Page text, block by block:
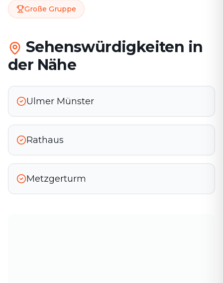
Große Gruppe
Sehenswürdigkeiten in
der Nähe
Ulmer Münster
Rathaus
Metzgerturm